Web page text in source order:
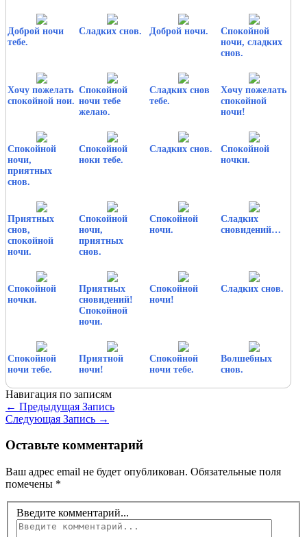
Доброй ночи
тебе.
Сладких снов. Доброй ночи.
Спокойной
ночи, сладких
снов.
Хочу пожелать
спокойной нои.
Спокойной
ночи тебе
желаю.
Сладких снов
тебе.
Хочу пожелать
спокойной
ночи!
Спокойной
ночи,
приятных
снов.
Спокойной
ноки тебе.
Сладких снов.
Спокойной
ночки.
Приятных
снов,
спокойной
ночи.
Спокойной
ночи,
приятных
снов.
Спокойной
ночи.
Сладких
сновидений…
Спокойной
ночки.
Приятных
сновидений!
Спокойной
ночи.
Спокойной
ночи!
Сладких снов.
Спокойной
ночи тебе.
Приятной
ночи!
Спокойной
ночи тебе.
Волшебных
снов.
Навигация по записям
← Предыдущая Запись
Следующая Запись →
Оставьте комментарий
Ваш адрес email не будет опубликован. Обязательные поля
помечены *
Введите комментарий...